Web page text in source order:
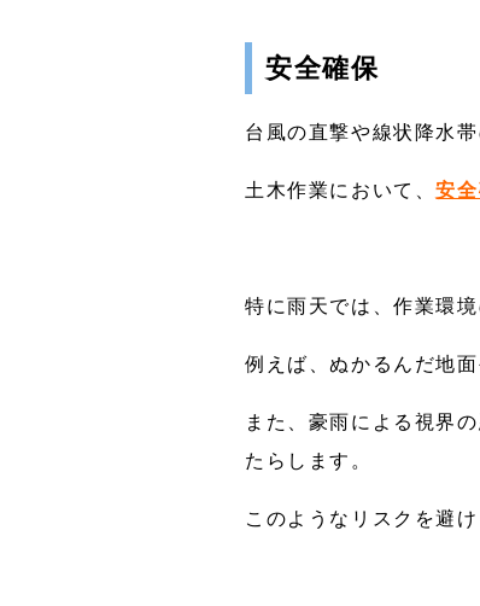
安全確保
台風の直撃や線状降水
土木作業において、安
特に雨天では、作業環
例えば、ぬかるんだ地
また、豪雨による視界
たらします。
このようなリスクを避